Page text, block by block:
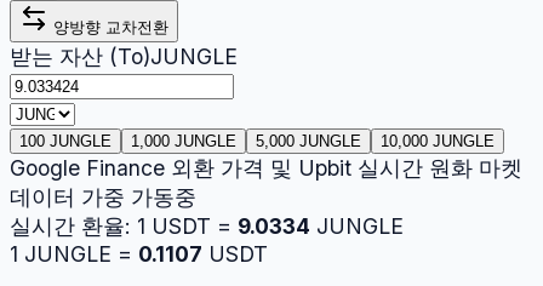
양방향 교차전환
받는 자산 (To)JUNGLE
100 JUNGLE 1,000 JUNGLE 5,000 JUNGLE 10,000 JUNGLE
Google Finance 외환 가격 및 Upbit 실시간 원화 마켓
데이터 가중 가동중
실시간 환율: 1 USDT = 9.0334 JUNGLE
1 JUNGLE = 0.1107 USDT